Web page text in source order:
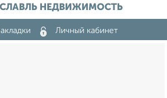
НЕДВИЖИМОСТЬ
Личный кабинет